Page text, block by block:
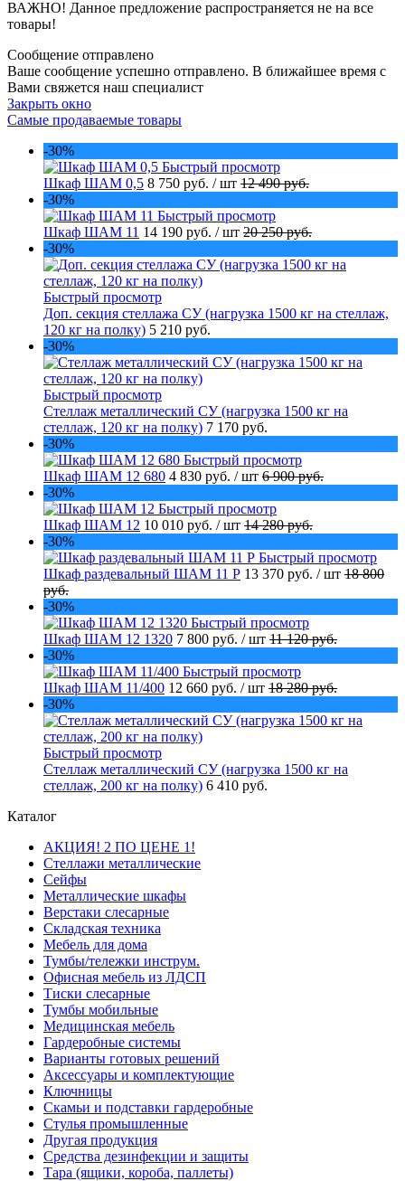
ВАЖНО! Данное предложение распространяется не на все
товары!
Сообщение отправлено
Ваше сообщение успешно отправлено. В ближайшее время с
Вами свяжется наш специалист
Закрыть окно
Самые продаваемые товары
-30%
Быстрый просмотр
Шкаф ШАМ 0,5 8 750 руб. / шт 12 490 руб.
-30%
Быстрый просмотр
Шкаф ШАМ 11 14 190 руб. / шт 20 250 руб.
-30%
Быстрый просмотр
Доп. секция стеллажа СУ (нагрузка 1500 кг на стеллаж,
120 кг на полку) 5 210 руб.
-30%
Быстрый просмотр
Стеллаж металлический СУ (нагрузка 1500 кг на
стеллаж, 120 кг на полку) 7 170 руб.
-30%
Быстрый просмотр
Шкаф ШАМ 12 680 4 830 руб. / шт 6 900 руб.
-30%
Быстрый просмотр
Шкаф ШАМ 12 10 010 руб. / шт 14 280 руб.
-30%
Быстрый просмотр
Шкаф раздевальный ШАМ 11 Р 13 370 руб. / шт 18 800
руб.
-30%
Быстрый просмотр
Шкаф ШАМ 12 1320 7 800 руб. / шт 11 120 руб.
-30%
Быстрый просмотр
Шкаф ШАМ 11/400 12 660 руб. / шт 18 280 руб.
-30%
Быстрый просмотр
Стеллаж металлический СУ (нагрузка 1500 кг на
стеллаж, 200 кг на полку) 6 410 руб.
Каталог
АКЦИЯ! 2 ПО ЦЕНЕ 1!
Стеллажи металлические
Сейфы
Металлические шкафы
Верстаки слесарные
Складская техника
Мебель для дома
Тумбы/тележки инструм.
Офисная мебель из ЛДСП
Тиски слесарные
Тумбы мобильные
Медицинская мебель
Гардеробные системы
Варианты готовых решений
Аксессуары и комплектующие
Ключницы
Скамьи и подставки гардеробные
Стулья промышленные
Другая продукция
Средства дезинфекции и защиты
Тара (ящики, короба, паллеты)